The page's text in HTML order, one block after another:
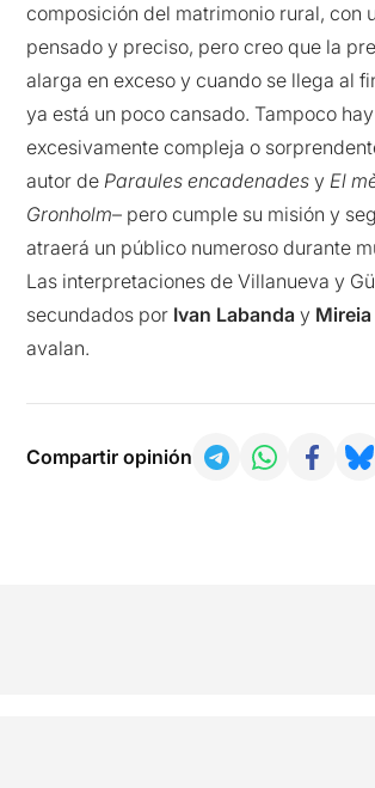
composición del matrimonio rural, con
pensado y preciso, pero creo que la
alarga en exceso y cuando se llega al
ya está un poco cansado. Tampoco
excesivamente compleja o
autor deParaules encadenades y El
Gronholm– pero cumple su misión y
atraerá un público numeroso durante
Las interpretaciones de Villanueva y
secundados por Ivan Labanday
avalan.
Compartir opinión